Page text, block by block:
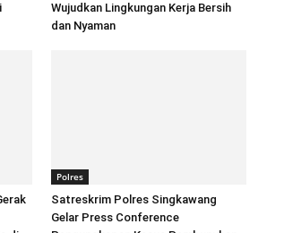
Wujudkan Lingkungan Kerja Bersih
dan Nyaman
Polres
Satreskrim Polres Singkawang
Gelar Press Conference